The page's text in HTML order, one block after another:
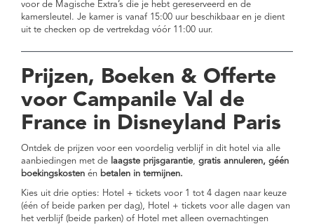
voor de Magische Extra’s die je hebt gereserveerd en de
kamersleutel. Je kamer is vanaf 15:00 uur beschikbaar en je dient
uit te checken op de vertrekdag vóór 11:00 uur.
Prijzen, Boeken & Offerte
voor Campanile Val de
France in Disneyland Paris
Ontdek de prijzen voor een voordelig verblijf in dit hotel via alle
aanbiedingen met de laagste prijsgarantie, gratis annuleren, géén
boekingskosten én betalen in termijnen.
Kies uit drie opties: Hotel + tickets voor 1 tot 4 dagen naar keuze
(één of beide parken per dag), Hotel + tickets voor alle dagen van
het verblijf (beide parken) of Hotel met alleen overnachtingen